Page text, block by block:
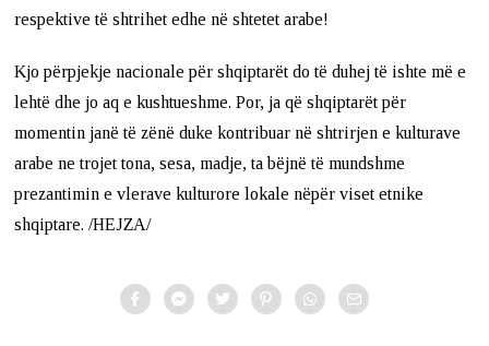
respektive të shtrihet edhe në shtetet arabe!
Kjo përpjekje nacionale për shqiptarët do të duhej të ishte më e
lehtë dhe jo aq e kushtueshme. Por, ja që shqiptarët për
momentin janë të zënë duke kontribuar në shtrirjen e kulturave
arabe ne trojet tona, sesa, madje, ta bëjnë të mundshme
prezantimin e vlerave kulturore lokale nëpër viset etnike
shqiptare. /HEJZA/